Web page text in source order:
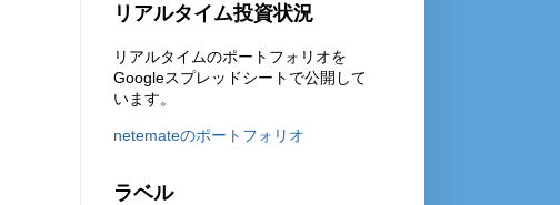
リアルタイム投資状況
リアルタイムのポートフォリオを
Googleスプレッドシートで公開して
います。
netemateのポートフォリオ
ラベル